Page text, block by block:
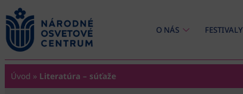
content
O NÁS FESTIVALY
Úvod » Literatúra – súťaže